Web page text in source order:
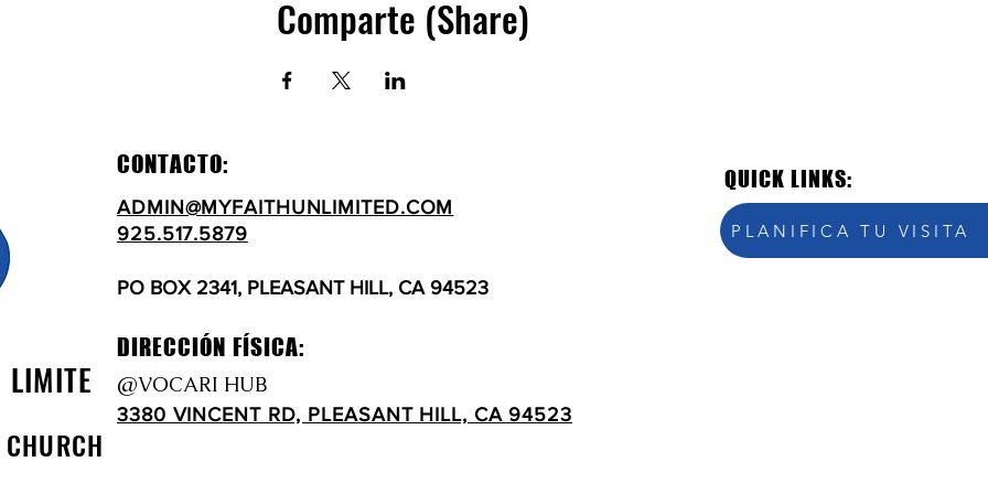
Comparte (Share)
CONTACTO:
ADMIN@MYFAITHUNLIMITED.COM
925.517.5879
PO BOX 2341, PLEASANT HILL, CA 94523
DIRECCIÓN FÍSICA:
@VOCARI HUB
3380 VINCENT RD, PLEASANT HILL, CA 94523
QUICK LINKS:
PLANIFICA TU VISITA